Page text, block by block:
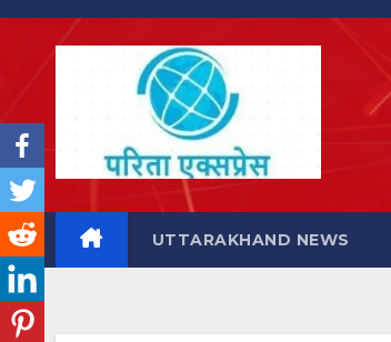
Skip
UTTARAKHAND NEWS